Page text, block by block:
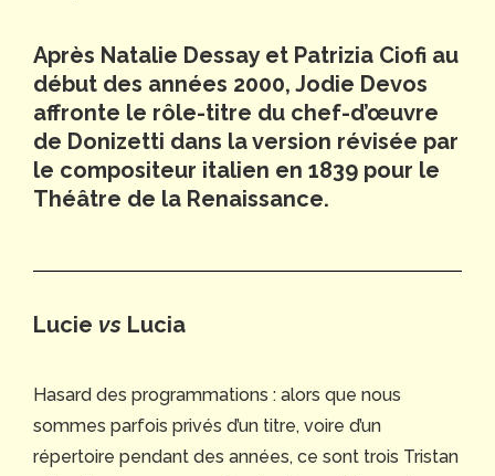
Après Natalie Dessay et Patrizia Ciofi au
début des années 2000, Jodie Devos
affronte le rôle-titre du chef-d’œuvre
de Donizetti dans la version révisée par
le compositeur italien en 1839 pour le
Théâtre de la Renaissance.
Lucie vs Lucia
Hasard des programmations : alors que nous
sommes parfois privés d’un titre, voire d’un
répertoire pendant des années, ce sont trois Tristan